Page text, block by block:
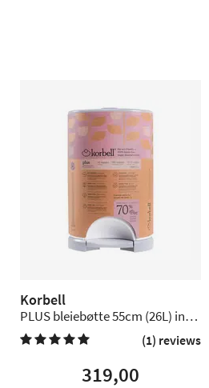
Korbell
PLUS bleiebøtte 55cm (26L) inkl.
refill
 (1) reviews
319,00